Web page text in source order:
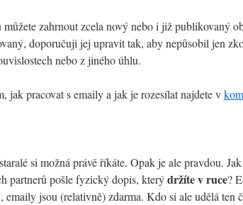
zahrnout zcela nový nebo i již publikovaný
doporučuji jej upravit tak, aby nepůsobil jen
nebo z jiného úhlu.
jak pracovat s emaily a jak je rozesílat najdete v
si možná právě říkáte. Opak je ale pravdou.
partnerů pošle fyzický dopis, kterýdržíte v ruce?
emaily jsou (relativně) zdarma. Kdo si ale udělá ten